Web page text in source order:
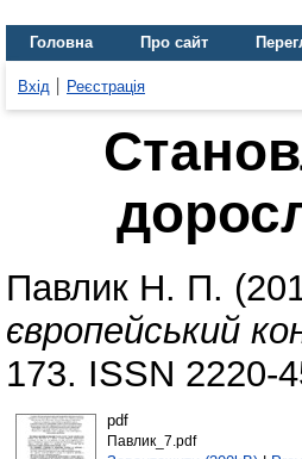
Головна Про сайт
Вхід Реєстрація
Павлик Н. П.
європейський
173. ISSN 2220-
pdf
Павлик_7.pdf